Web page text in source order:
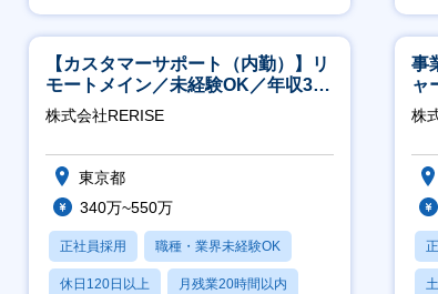
月残業20時間以内
【カスタマーサポート（内勤）】リ
モートメイン／未経験OK／年収340
万～／年間休日125日
株式会社RERISE
東京都
340万~550万
正社員採用 職種・業界未経験OK
休日120日以上 月残業20時間以内
事
ャ
株